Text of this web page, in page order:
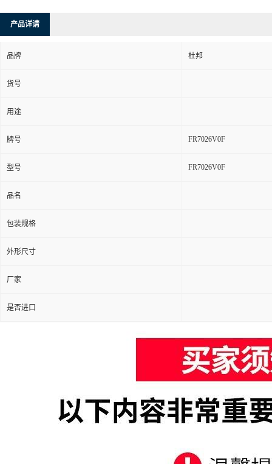
产品详请
品牌 杜邦
货号
用途
牌号 FR7026V0F
型号 FR7026V0F
品名
包装规格
外形尺寸
厂家
是否进口